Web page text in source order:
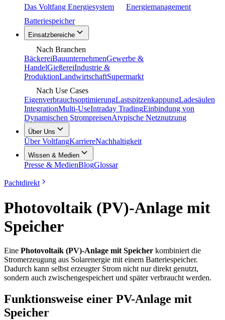
Das Voltfang Energiesystem
Energiemanagement
Batteriespeicher
Einsatzbereiche
Nach Branchen
BäckereiBauunternehmenGewerbe &
HandelGießereiIndustrie &
ProduktionLandwirtschaftSupermarkt
Nach Use Cases
EigenverbrauchsoptimierungLastspitzenkappungLadesäulen
IntegrationMulti-UseIntraday TradingEinbindung von
Dynamischen StrompreisenAtypische Netznutzung
Über Uns
Über VoltfangKarriereNachhaltigkeit
Wissen & Medien
Presse & MedienBlogGlossar
Pachtdirekt
Photovoltaik (PV)-Anlage mit
Speicher
Eine Photovoltaik (PV)-Anlage mit Speicher kombiniert die
Stromerzeugung aus Solarenergie mit einem Batteriespeicher.
Dadurch kann selbst erzeugter Strom nicht nur direkt genutzt,
sondern auch zwischengespeichert und später verbraucht werden.
Funktionsweise einer PV-Anlage mit
Speicher